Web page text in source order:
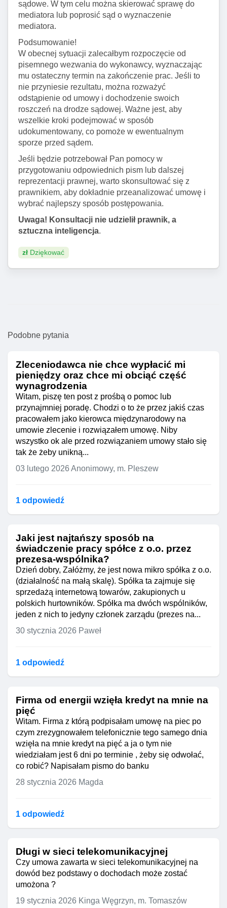
sądowe. W tym celu można skierować sprawę do
mediatora lub poprosić sąd o wyznaczenie
mediatora.
Podsumowanie!
W obecnej sytuacji zalecałbym rozpoczęcie od
pisemnego wezwania do wykonawcy, wyznaczając
mu ostateczny termin na zakończenie prac. Jeśli to
nie przyniesie rezultatu, można rozważyć
odstąpienie od umowy i dochodzenie swoich
roszczeń na drodze sądowej. Ważne jest, aby
wszelkie kroki podejmować w sposób
udokumentowany, co pomoże w ewentualnym
sporze przed sądem.
Jeśli będzie potrzebował Pan pomocy w
przygotowaniu odpowiednich pism lub dalszej
reprezentacji prawnej, warto skonsultować się z
prawnikiem, aby dokładnie przeanalizować umowę i
wybrać najlepszy sposób postępowania.
Uwaga! Konsultacji nie udzielił prawnik, a
sztuczna inteligencja.
zł Dziękować
Podobne pytania
Zleceniodawca nie chce wypłacić mi
pieniędzy oraz chce mi obciąć część
wynagrodzenia
Witam, piszę ten post z prośbą o pomoc lub
przynajmniej poradę. Chodzi o to że przez jakiś czas
pracowałem jako kierowca międzynarodowy na
umowie zlecenie i rozwiązałem umowę. Niby
wszystko ok ale przed rozwiązaniem umowy stało się
tak że żeby unikną...
03 lutego 2026 Anonimowy, m. Pleszew
1 odpowiedź
Jaki jest najtańszy sposób na
świadczenie pracy spółce z o.o. przez
prezesa-wspólnika?
Dzień dobry, Załóżmy, że jest nowa mikro spółka z o.o.
(działalność na małą skalę). Spółka ta zajmuje się
sprzedażą internetową towarów, zakupionych u
polskich hurtowników. Spółka ma dwóch wspólników,
jeden z nich to jedyny członek zarządu (prezes na...
30 stycznia 2026 Paweł
1 odpowiedź
Firma od energii wzięła kredyt na mnie na
pięć
Witam. Firma z którą podpisałam umowę na piec po
czym zrezygnowałem telefonicznie tego samego dnia
wzięła na mnie kredyt na pięć a ja o tym nie
wiedziałam jest 6 dni po terminie , żeby się odwołać,
co robić? Napisałam pismo do banku
28 stycznia 2026 Magda
1 odpowiedź
Długi w sieci telekomunikacyjnej
Czy umowa zawarta w sieci telekomunikacyjnej na
dowód bez podstawy o dochodach może zostać
umożona ?
19 stycznia 2026 Kinga Węgrzyn, m. Tomaszów